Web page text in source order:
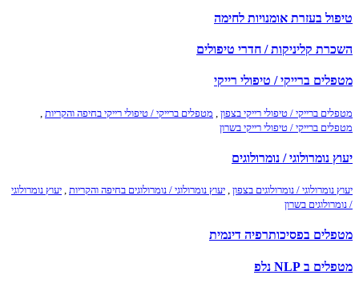
טיפול בעזרת אומנויות לחימה
השכרת קליניקות / חדרי טיפולים
מטפלים ברייקי / טיפולי רייקי
מטפלים ברייקי / טיפולי רייקי בצפון מטפלים ברייקי / טיפולי רייקי בחיפה והקריות
מטפלים ברייקי / טיפולי רייקי בשרון
יעוץ נומרולוגי / נומרולוגים
יעוץ נומרולוגי / נומרולוגים בצפון , יעוץ נומרולוגי / נומרולוגים בחיפה והקריות , יעוץ נומרולוגי
/ נומרולוגים בשרון
מטפלים בפסיכותרפיה דינמית
מטפלים ב NLP נלפ